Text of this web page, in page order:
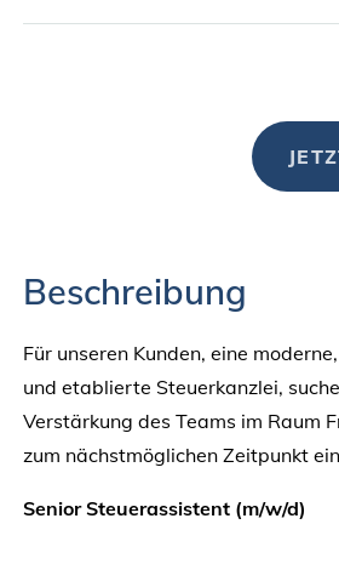
Beschreibung
Für unseren Kunden, eine
und etablierte Steuerkanzlei,
Verstärkung des Teams im Raum
zum nächstmöglichen Zeitpunkt
Senior Steuerassistent (m/w/d)